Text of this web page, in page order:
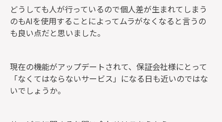
どうしても人が行っているので個人差が生まれてしまう
のもAIを使用することによってムラがなくなると言うの
も良い点だと思いました。
現在の機能がアップデートされて、保証会社様にとって
「なくてはならないサービス」になる日も近いのではな
いでしょうか。